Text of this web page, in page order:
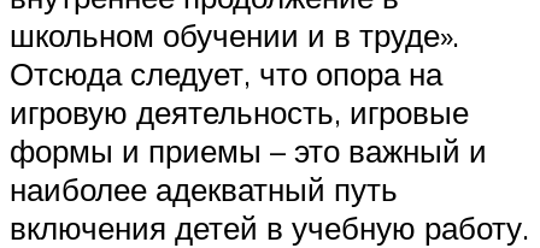
школьном обучении и в труде».
Отсюда следует, что опора на
игровую деятельность, игровые
формы и приемы – это важный и
наиболее адекватный путь
включения детей в учебную работу.